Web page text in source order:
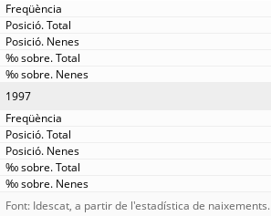
1997
Font: Idescat, a partir de l'estadística de naixements.